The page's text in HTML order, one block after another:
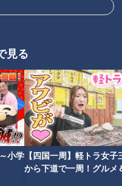
見る
小学【四国一周】軽トラ女子
から下道で一周！グルメ
いよいよ廃道区間へ。す
木之實（きのみ）隧道」が
60年間使われていたそう
村口」と書かれています。
れており、反対側の扁額に